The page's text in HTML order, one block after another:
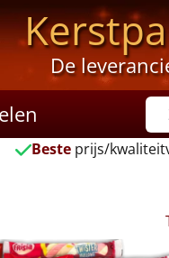
De
Besteprijs/